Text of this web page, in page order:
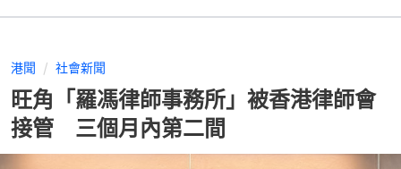
港聞 社會新聞
旺角「羅馮律師事務所」被香港律師會
接管 三個月內第二間